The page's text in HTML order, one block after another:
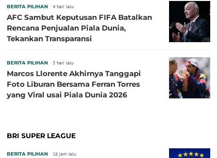
BERITA PILIHAN 4 hari lalu
AFC Sambut Keputusan FIFA Batalkan
Rencana Penjualan Piala Dunia,
Tekankan Transparansi
BERITA PILIHAN 5 hari lalu
Marcos Llorente Akhirnya Tanggapi
Foto Liburan Bersama Ferran Torres
yang Viral usai Piala Dunia 2026
BRI SUPER LEAGUE
BERITA PILIHAN 16 jam lalu